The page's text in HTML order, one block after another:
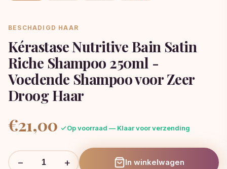
BESCHADIGD HAAR
Kérastase Nutritive Bain Satin
Riche Shampoo 250ml -
Voedende Shampoo voor Zeer
Droog Haar
€21,00 Op voorraad — Klaar voor verzending
− + In winkelwagen